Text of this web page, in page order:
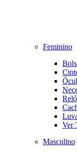
Feminino
Ver
Masculino